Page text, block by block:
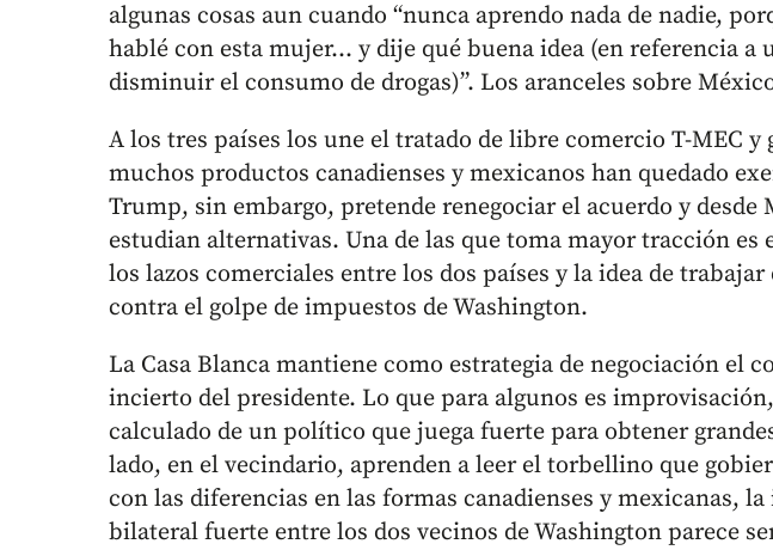
algunas cosas aun cuando “nunca aprendo nada de nadie,
hablé con esta mujer... y dije qué buena idea (en referencia a
disminuir el consumo de drogas)”. Los aranceles sobre
A los tres países los une el tratado de libre comercio T-MEC y
muchos productos canadienses y mexicanos han quedado
Trump, sin embargo, pretende renegociar el acuerdo y desde
estudian alternativas. Una de las que toma mayor tracción
los lazos comerciales entre los dos países y la idea de
contra el golpe de impuestos de Washington.
La Casa Blanca mantiene como estrategia de negociación el
incierto del presidente. Lo que para algunos es
calculado de un político que juega fuerte para obtener
lado, en el vecindario, aprenden a leer el torbellino que
con las diferencias en las formas canadienses y mexicanas,
bilateral fuerte entre los dos vecinos de Washington parece